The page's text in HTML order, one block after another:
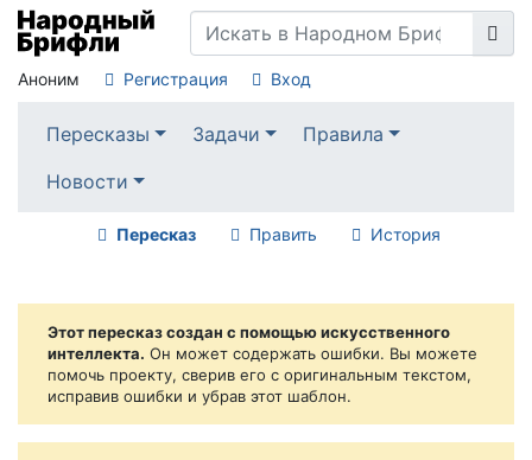
Аноним Регистрация Вход
Пересказы Задачи
Правила
Новости
Пересказ Править История
Этот пересказ создан с помощью искусственного
интеллекта. Он может содержать ошибки. Вы можете
помочь проекту, сверив его с оригинальным текстом,
исправив ошибки и убрав этот шаблон.